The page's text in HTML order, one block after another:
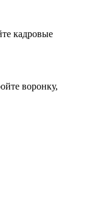
кадровые
воронку,